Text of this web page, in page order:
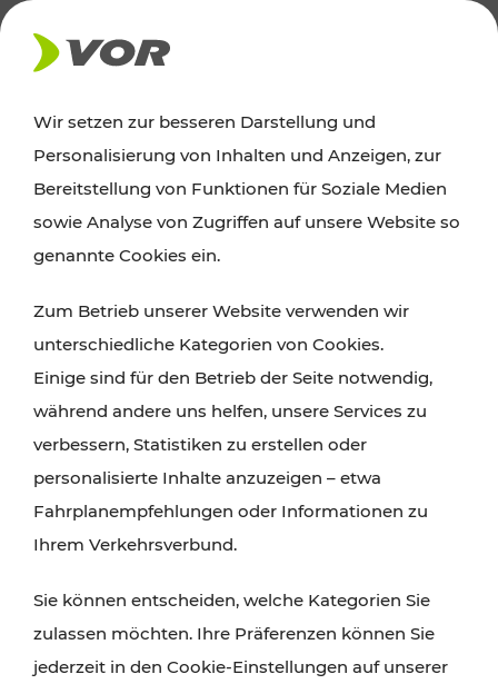
AKTUELLES
News
Alle wichtigen Meldungen zu Fahrplanänderungen,
finden Sie hier im Überblick.
Wir setzen zur besseren Darstellung und
Personalisierung von Inhalten und Anzeigen, zur
Bereitstellung von Funktionen für Soziale Medien
sowie Analyse von Zugriffen auf unsere Website so
genannte Cookies ein.
Zum Betrieb unserer Website verwenden wir
unterschiedliche Kategorien von Cookies.
Einige sind für den Betrieb der Seite notwendig,
während andere uns helfen, unsere Services zu
verbessern, Statistiken zu erstellen oder
personalisierte Inhalte anzuzeigen – etwa
Fahrplanempfehlungen oder Informationen zu
Ihrem Verkehrsverbund.
Sie können entscheiden, welche Kategorien Sie
zulassen möchten. Ihre Präferenzen können Sie
jederzeit in den Cookie-Einstellungen auf unserer